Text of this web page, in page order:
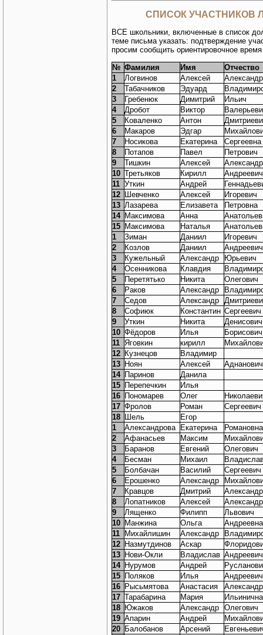
СПИСОК УЧАСТНИКОВ
ВСЕ школьники, включенные в список
теме письма указать: подтверждение
просим сообщить ориентировочное
№ Фамилия Имя
Отчество
1
Логвинов Алексей
2
Табачников Эдуард
3
Гребенюк Димитрий
Ильич
4
Дробот Виктор
5
Коваленко Антон
6
Макаров Эдгар
7
Носикова Екатерина
Сергеевна
8
Потапов Павел
Петрович
9
Тишкин Алексей
10 Третьяков Кирилл
Андреевич
11 Уткин Андрей
12 Шевченко Алексей
Игоревич
13 Лазарева Елизавета
Петровна
14 Максимова Анна
15 Максимова Наталья
1
Зиман Даниил
Игоревич
2
Козлов Даниил
Андреевич
3
Кужельный Александр
Юрьевич
4
Осенникова Клавдия
5
Перетятько Никита
Олегович
6
Раков Александр
7
Седов Александр
8
Софиюк Константин Сергеевич
9
Уткин Никита
Денисович
10 Фёдоров Илья
Борисович
11 Яговкин кирилл
12 Кузнецов
Владимир
13 Ноян Алексей
Аднанович
14 Паринов
Данила
15 Перепечкин
Илья
16 Пономарев Олег
17 Фролов Роман
Сергеевич
18 Шель
Егор
1
Александрова Екатерина
Романовна
2
Афанасьев Максим
3
Баранов Евгений
Олегович
4
Бесман Михаил
5
Болбачан Василий
Сергеевич
6
Ерошенко Александр
7
Кравцов Дмитрий
8
Лопатников Алексей
9
Лященко Филипп
Львович
10 Манжина Ольга
Андреевна
11
Михайлишин Александр
12 Назмутдинов Аскар
13 Нови-Окли Владислав Андреевич
14 Нурумов Андрей
15 Поляков Илья
Андреевич
16 Рысьмятова Анастасия
17 Тарабарина Мария
Ильинична
18 Южаков Александр Олегович
19 Апарин Андрей
20 Балобанов Арсений